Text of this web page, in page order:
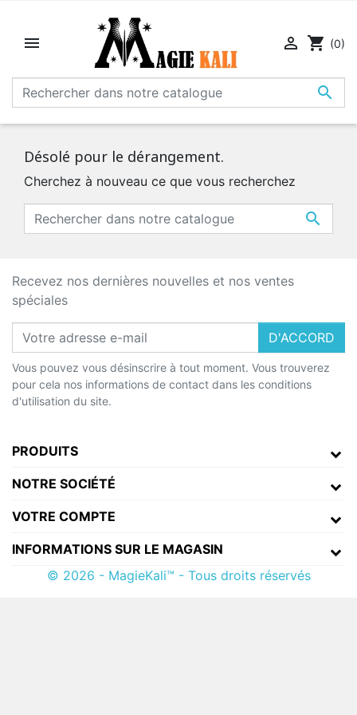


 shopping_cart (0)
Désolé pour le dérangement.
Cherchez à nouveau ce que vous recherchez

Recevez nos dernières nouvelles et nos ventes
spéciales
D'ACCORD
Vous pouvez vous désinscrire à tout moment. Vous trouverez
pour cela nos informations de contact dans les conditions
d'utilisation du site.
PRODUITS
NOTRE SOCIÉTÉ
VOTRE COMPTE
INFORMATIONS SUR LE MAGASIN
© 2026 - MagieKali™ - Tous droits réservés